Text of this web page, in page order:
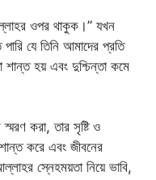
ওপর থাকুক।” যখন
যে তিনি আমাদের প্রতি
হয় এবং দুশ্চিন্তা কমে
করা, তার সৃষ্টি ও
করে এবং জীবনের
স্নেহময়তা নিয়ে ভাবি,